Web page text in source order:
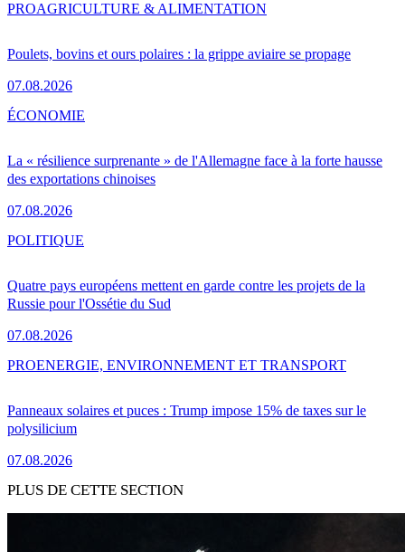
Poulets, bovins et ours polaires : la grippe aviaire se propage
07.08.2026
PROAGRICULTURE & ALIMENTATION
La « résilience surprenante » de l'Allemagne face à la forte hausse
des exportations chinoises
07.08.2026
ÉCONOMIE
Quatre pays européens mettent en garde contre les projets de la
Russie pour l'Ossétie du Sud
07.08.2026
POLITIQUE
Panneaux solaires et puces : Trump impose 15% de taxes sur le
polysilicium
07.08.2026
PROENERGIE, ENVIRONNEMENT ET TRANSPORT
PLUS DE CETTE SECTION